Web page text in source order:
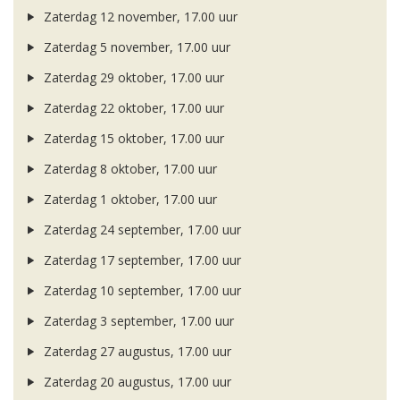
Zaterdag 12 november, 17.00 uur
Zaterdag 5 november, 17.00 uur
Zaterdag 29 oktober, 17.00 uur
Zaterdag 22 oktober, 17.00 uur
Zaterdag 15 oktober, 17.00 uur
Zaterdag 8 oktober, 17.00 uur
Zaterdag 1 oktober, 17.00 uur
Zaterdag 24 september, 17.00 uur
Zaterdag 17 september, 17.00 uur
Zaterdag 10 september, 17.00 uur
Zaterdag 3 september, 17.00 uur
Zaterdag 27 augustus, 17.00 uur
Zaterdag 20 augustus, 17.00 uur